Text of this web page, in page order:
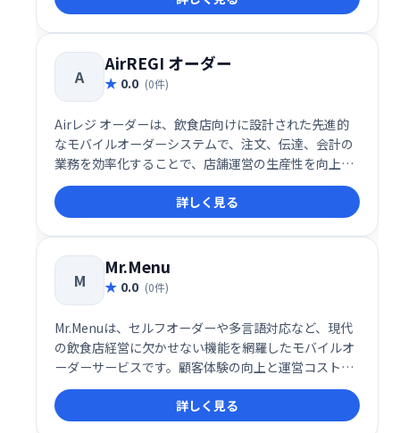
キャンセルの防止や、効率的な運営サポートにより、
店舗運営の安定化を支援します。
A
AirREGI オーダー
0.0 (0件)
Airレジ オーダーは、飲食店向けに設計された先進的
なモバイルオーダーシステムで、注文、伝達、会計の
業務を効率化することで、店舗運営の生産性を向上さ
せることを目的としています。
詳しく見る
M
Mr.Menu
0.0 (0件)
Mr.Menuは、セルフオーダーや多言語対応など、現代
の飲食店経営に欠かせない機能を網羅したモバイルオ
ーダーサービスです。顧客体験の向上と運営コストの
削減を同時に実現できるため、導入を検討する価値が
高いと言えます。
詳しく見る